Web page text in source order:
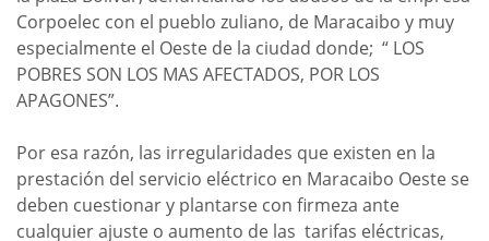
Corpoelec con el pueblo zuliano, de Maracaibo y muy
especialmente el Oeste de la ciudad donde; “ LOS
POBRES SON LOS MAS AFECTADOS, POR LOS
APAGONES”.
Por esa razón, las irregularidades que existen en la
prestación del servicio eléctrico en Maracaibo Oeste se
deben cuestionar y plantarse con firmeza ante
cualquier ajuste o aumento de las tarifas eléctricas,